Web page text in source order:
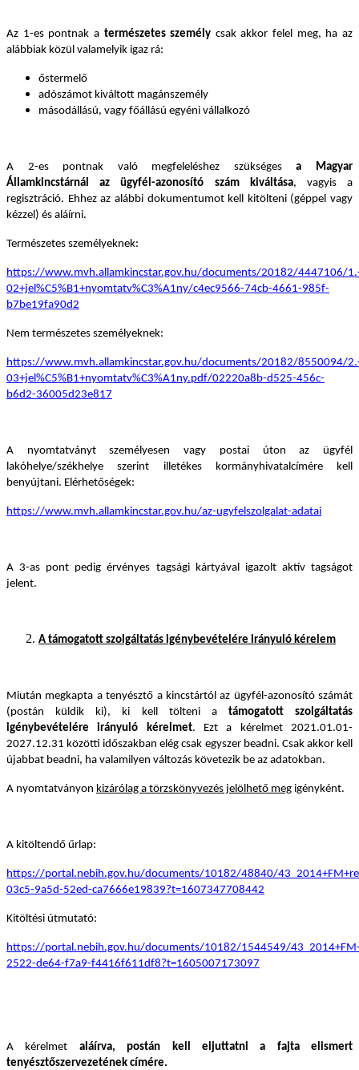
Az 1-es pontnak a természetes személy csak akkor felel meg, ha az
alábbiak közül valamelyik igaz rá:
őstermelő
adószámot kiváltott magánszemély
másodállású, vagy főállású egyéni vállalkozó
A 2-es pontnak való megfeleléshez szükségesa Magyar
Államkincstárnál az ügyfél-azonosító szám kiváltása, vagyis a
regisztráció. Ehhez az alábbi dokumentumot kell kitölteni (géppel vagy
kézzel) és aláírni.
Természetes személyeknek:
https://www.mvh.allamkincstar.gov.hu/documents/20182/4447106/
02+jel%C5%B1+nyomtatv%C3%A1ny/c4ec9566-74cb-4661-985f-
b7be19fa90d2
Nem természetes személyeknek:
https://www.mvh.allamkincstar.gov.hu/documents/20182/8550094/
03+jel%C5%B1+nyomtatv%C3%A1ny.pdf/02220a8b-d525-456c-
b6d2-36005d23e817
A nyomtatványt személyesen vagy postai úton az ügyfél
lakóhelye/székhelye szerint illetékes kormányhivatalcímére kell
benyújtani. Elérhetőségek:
https://www.mvh.allamkincstar.gov.hu/az-ugyfelszolgalat-adatai
A 3-as pont pedig érvényes tagsági kártyával igazolt aktív tagságot
jelent.
A támogatott szolgáltatás igénybevételére irányuló kérelem
Miután megkapta a tenyésztő a kincstártól az ügyfél-azonosító számát
(postán küldik ki), ki kell tölteni a támogatott szolgáltatás
igénybevételére irányuló kérelmet. Ezt a kérelmet 2021.01.01-
2027.12.31 közötti időszakban elég csak egyszer beadni. Csak akkor kell
újabbat beadni, ha valamilyen változás követezik be az adatokban.
A nyomtatványon kizárólag a törzskönyvezés jelölhető meg igényként.
A kitöltendő űrlap:
https://portal.nebih.gov.hu/documents/10182/48840/
03c5-9a5d-52ed-ca7666e19839?t=1607347708442
Kitöltési útmutató:
https://portal.nebih.gov.hu/documents/10182/1544549/
2522-de64-f7a9-f4416f611df8?t=1605007173097
A kérelmet aláírva, postán kell eljuttatni a fajta elismert
tenyésztőszervezetének címére.